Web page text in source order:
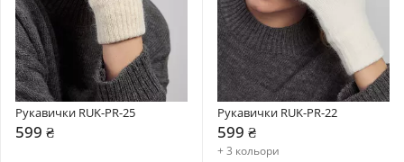
Рукавички RUK-PR-25
599 ₴
Рукавички RUK-PR-22
599 ₴
+ 3 кольори